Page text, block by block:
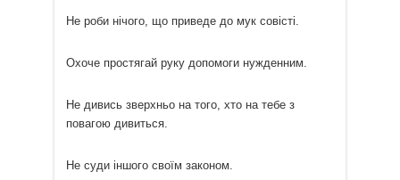
Не роби нічого, що приведе до мук совісті.
Охоче простягай руку допомоги нужденним.
Не дивись зверхньо на того, хто на тебе з
повагою дивиться.
Не суди іншого своїм законом.